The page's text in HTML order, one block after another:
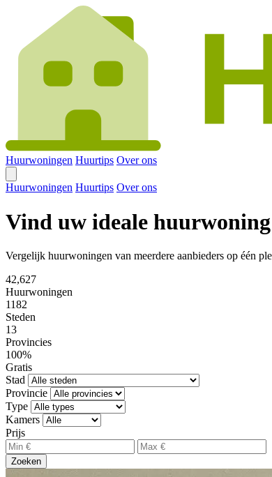
Huurwoningen Huurtips Over ons
Huurwoningen Huurtips Over ons
Vind uw ideale
Vergelijk huurwoningen van meerdere aanbieders op één
42,627
Huurwoningen
1182
Steden
13
Provincies
100%
Gratis
Stad
Provincie
Type
Kamers
Prijs
Zoeken